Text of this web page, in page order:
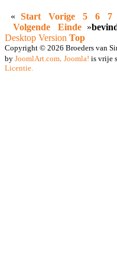
« Start Vorige 5 6 7
Volgende
Einde »
Desktop Version Top
Copyright © 2026 Broeders van
by JoomlArt.com. Joomla! is vrije
Licentie.